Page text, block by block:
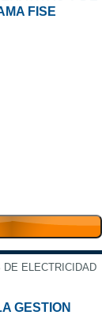
FISE
ELECTRICIDAD
GESTION